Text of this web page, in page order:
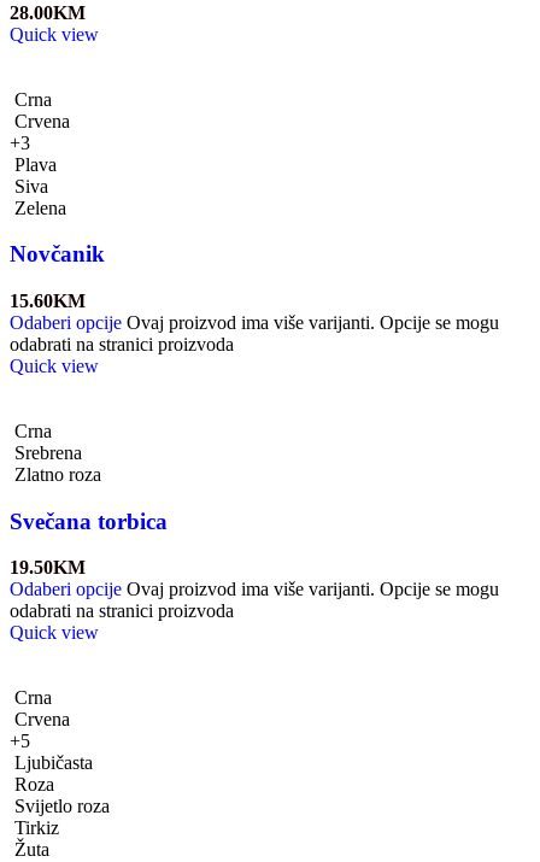
28.00KM
Quick view
Crna
Crvena
+3
Plava
Siva
Zelena
Novčanik
15.60KM
Odaberi opcije Ovaj proizvod ima više varijanti. Opcije se mogu
odabrati na stranici proizvoda
Quick view
Crna
Srebrena
Zlatno roza
Svečana torbica
19.50KM
Odaberi opcije Ovaj proizvod ima više varijanti. Opcije se mogu
odabrati na stranici proizvoda
Quick view
Crna
Crvena
+5
Ljubičasta
Roza
Svijetlo roza
Tirkiz
Žuta